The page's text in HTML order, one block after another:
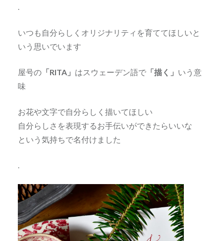
いつも自分らしくオリジナリティを育ててほしいと
いう思いでいます
屋号の「RITA」 はスウェーデン語で「描く」 いう意
味
お花や文字で自分らしく描いてほしい
自分らしさを表現するお手伝いができたらいいな
という気持ちで名付けました